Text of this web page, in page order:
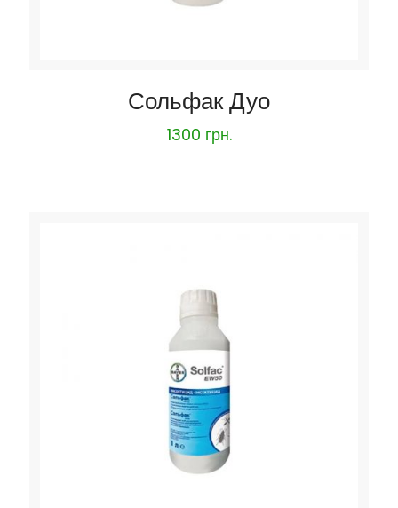
Сольфак Дуо
1300 грн.